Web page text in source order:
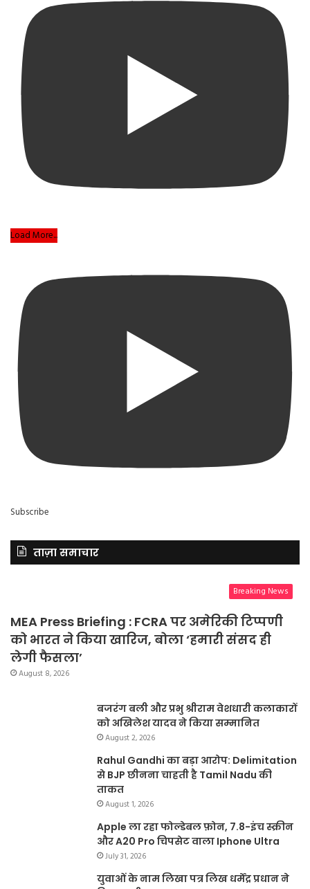
Load More...
Subscribe
ताज़ा समाचार
Breaking News
MEA Press Briefing : FCRA पर अमेरिकी टिप्पणी
को भारत ने किया खारिज, बोला ‘हमारी संसद ही
लेगी फैसला’
August 8, 2026
बजरंग बली और प्रभु श्रीराम वेशधारी कलाकारों
को अखिलेश यादव ने किया सम्मानित
August 2, 2026
Rahul Gandhi का बड़ा आरोप: Delimitation
से BJP छीनना चाहती है Tamil Nadu की
ताकत
August 1, 2026
Apple ला रहा फोल्डेबल फ़ोन, 7.8-इंच स्क्रीन
और A20 Pro चिपसेट वाला Iphone Ultra
July 31, 2026
युवाओं के नाम लिखा पत्र लिख धर्मेंद्र प्रधान ने